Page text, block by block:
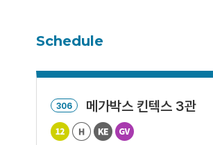
Schedule
306 메가박스 킨텍스 3관